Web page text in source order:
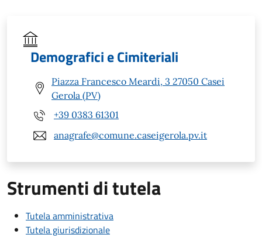
Demografici e Cimiteriali
Piazza Francesco Meardi, 3 27050 Casei
Gerola (PV)
+39 0383 61301
anagrafe@comune.caseigerola.pv.it
Strumenti di tutela
Tutela amministrativa
Tutela giurisdizionale